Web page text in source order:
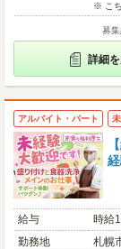
※ こ
募
詳細
アルバイト・パート
給与
時給
勤務地
札幌